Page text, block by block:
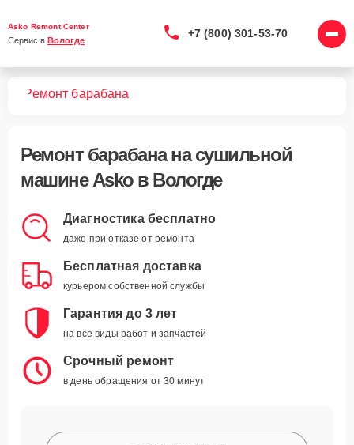
Asko Remont Center
Сервис в Вологде
+7 (800) 301-53-70
Ремонт барабана
Ремонт барабанана сушильной
машине Asko в Вологде
Диагностика бесплатно
даже при отказе от ремонта
Бесплатная доставка
курьером собственной службы
Гарантия до 3 лет
на все виды работ и запчастей
Срочный ремонт
в день обращения от 30 минут